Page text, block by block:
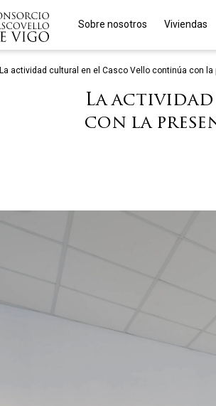
Sobre nosotros Viviendas
La actividad cultural en el Casco Vello continúa con
La
con la